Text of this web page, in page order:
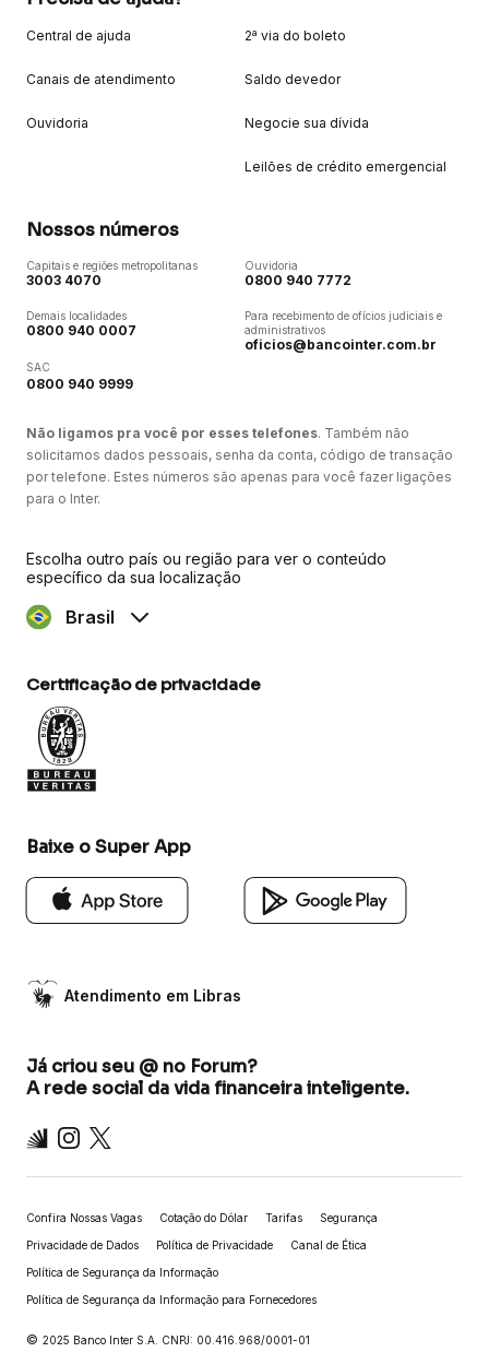
Central de ajuda
Canais de atendimento
Ouvidoria
2ª via do boleto
Saldo devedor
Negocie sua dívida
Leilões de crédito emergencial
Nossos números
Capitais e regiões metropolitanas
3003 4070
Demais localidades
0800 940 0007
SAC
0800 940 9999
Ouvidoria
0800 940 7772
Para recebimento de ofícios judiciais e
administrativos
oficios@bancointer.com.br
Não ligamos pra você por esses telefones. Também não
solicitamos dados pessoais, senha da conta, código de transação
por telefone. Estes números são apenas para você fazer ligações
para o Inter.
Escolha outro país ou região para ver o conteúdo
específico da sua localização
Brasil
Certificação de privacidade
Baixe o Super App
Atendimento em Libras
Já criou seu @ no Forum?
A rede social da vida financeira inteligente.
Inter Instagram
X
Confira Nossas Vagas Cotação do Dólar Tarifas Segurança
Privacidade de Dados Política de Privacidade Canal de Ética
Política de Segurança da Informação
Política de Segurança da Informação para Fornecedores
© 2025 Banco Inter S.A. CNPJ: 00.416.968/0001-01